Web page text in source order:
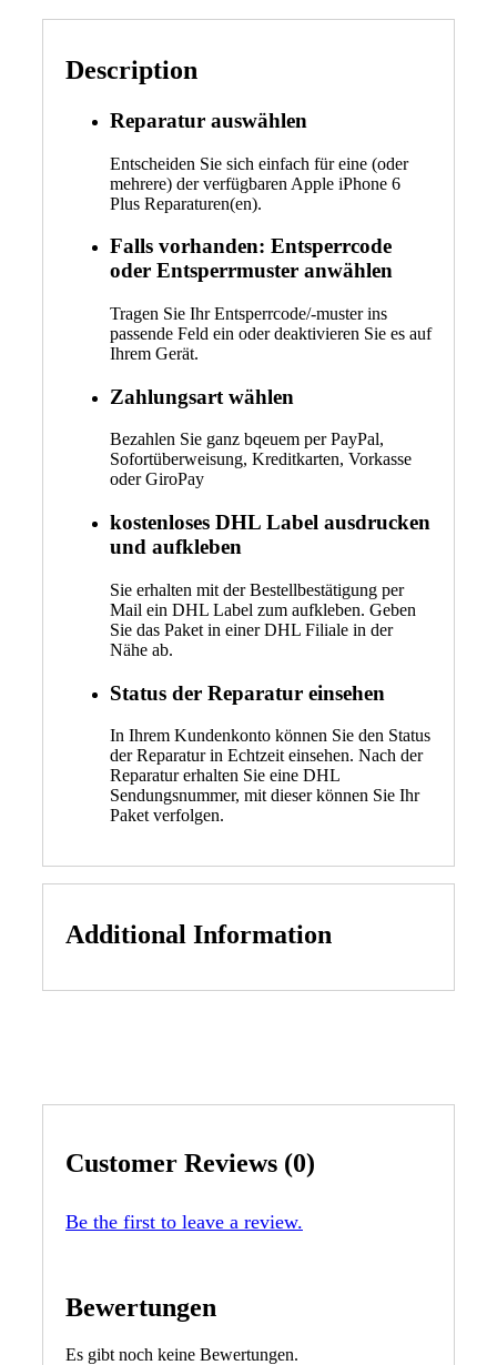
Description
Reparatur auswählen
Entscheiden Sie sich einfach für eine (oder
mehrere) der verfügbaren Apple iPhone 6
Plus Reparaturen(en).
Falls vorhanden: Entsperrcode
oder Entsperrmuster anwählen
Tragen Sie Ihr Entsperrcode/-muster ins
passende Feld ein oder deaktivieren Sie es auf
Ihrem Gerät.
Zahlungsart wählen
Bezahlen Sie ganz bqeuem per PayPal,
Sofortüberweisung, Kreditkarten, Vorkasse
oder GiroPay
kostenloses DHL Label ausdrucken
und aufkleben
Sie erhalten mit der Bestellbestätigung per
Mail ein DHL Label zum aufkleben. Geben
Sie das Paket in einer DHL Filiale in der
Nähe ab.
Status der Reparatur einsehen
In Ihrem Kundenkonto können Sie den Status
der Reparatur in Echtzeit einsehen. Nach der
Reparatur erhalten Sie eine DHL
Sendungsnummer, mit dieser können Sie Ihr
Paket verfolgen.
Additional Information
Customer Reviews (0)
Be the first to leave a review.
Bewertungen
Es gibt noch keine Bewertungen.